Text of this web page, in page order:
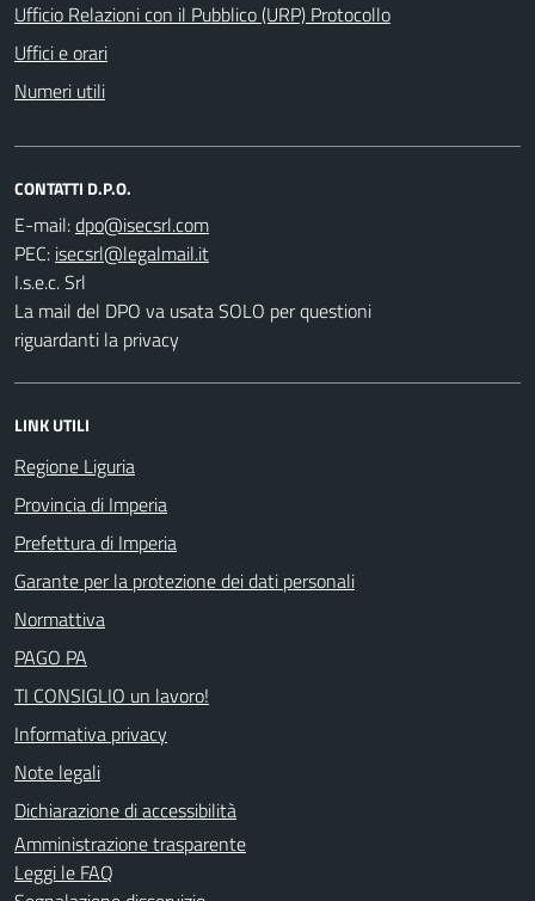
Ufficio Relazioni con il Pubblico (URP) Protocollo
Uffici e orari
Numeri utili
CONTATTI D.P.O.
E-mail:
PEC:
I.s.e.c. Srl
La mail del DPO va usata SOLO per questioni
riguardanti la privacy
LINK UTILI
Regione Liguria
Provincia di Imperia
Prefettura di Imperia
Garante per la protezione dei dati personali
Normattiva
PAGO PA
TI CONSIGLIO un lavoro!
Informativa privacy
Note legali
Dichiarazione di accessibilità
Amministrazione trasparente
Leggi le FAQ